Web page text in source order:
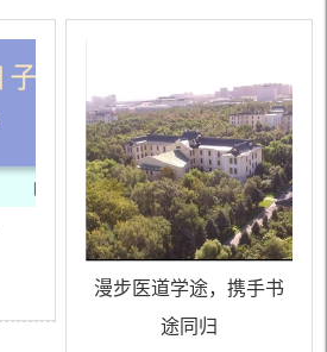
漫步医道学途，携手书
途同归